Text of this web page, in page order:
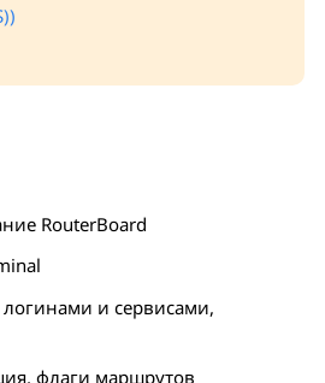
RouterBoard
и сервисами,
флаги маршрутов